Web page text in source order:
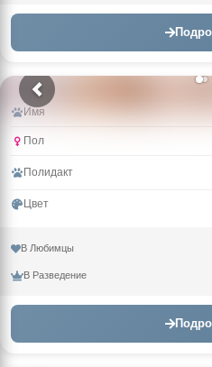
Имя
Пол
Полидакт
Цвет
В Любимцы
В Разведение